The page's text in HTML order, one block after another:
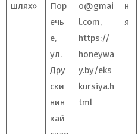
шлях»
Пор
ечь
е,
ул.
Дру
ски
нин
кай
o@gmai
l.com,
https://
honeywa
y.by/eks
kursiya.h
tml
н
я